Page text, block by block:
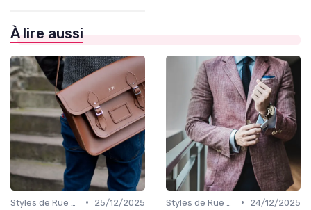
À lire aussi
•
25/12/2025
•
24/12/2025